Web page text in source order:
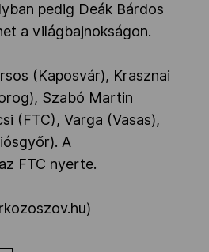
pedig Deák Bárdos
a világbajnokságon.
(Kaposvár), Krasznai
Szabó Martin
(FTC), Varga (Vasas),
A
FTC nyerte.